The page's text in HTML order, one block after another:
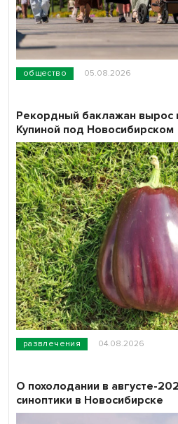
общество 05.08.2026
развлечения 04.08.2026
Рекордный баклажан вырос
Купиной под Новосибирском
О похолодании в августе-
синоптики в Новосибирске